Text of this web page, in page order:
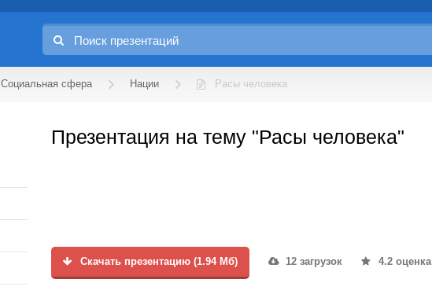
Социальная сфера Нации Расы человека
Презентация на тему "Расы человека"
Скачать презентацию (1.94 Мб) 12 загрузок 4.2 оценка